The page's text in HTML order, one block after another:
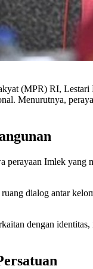
(MPR) RI,
Menurutnya,
perayaan Imlek
dialog antar
dengan